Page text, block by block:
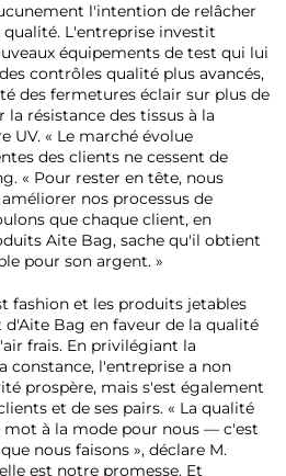
l'intention de relâcher
L'entreprise investit
équipements de test qui lui
contrôles qualité plus avancés,
des fermetures éclair sur plus de
la résistance des tissus à la
UV. « Le marché évolue
des clients ne cessent de
« Pour rester en tête, nous
nos processus de
que chaque client, en
Aite Bag, sache qu'il obtient
pour son argent. »
fashion et les produits jetables
Bag en faveur de la qualité
frais. En privilégiant la
constance, l'entreprise a non
prospère, mais s'est également
et de ses pairs. « La qualité
à la mode pour nous — c'est
nous faisons », déclare M.
est notre promesse. Et